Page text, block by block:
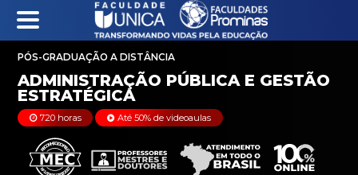
PÓS-GRADUAÇÃO A DISTÂNCIA
ADMINISTRAÇÃO
720 horas Até 50% de videoaulas